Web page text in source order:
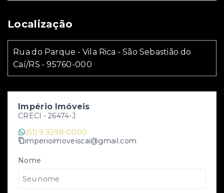
Império Imóveis
CRECI - 26474-J
(51) 9 9298-0000
imperioimoveiscai@gmail.com
Nome
Localização
Rua do Parque - Vila Rica - São Sebastião do
Caí/RS - 95760-000